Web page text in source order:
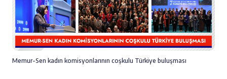
Memur-Sen kadın komisyonlarının coşkulu Türkiye buluşması